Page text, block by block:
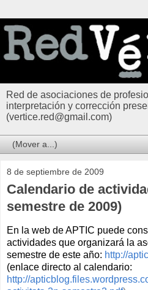
Red de asociaciones de
interpretación y corrección
(vertice.red@gmail.com)
8 de septiembre de 2009
Calendario de
semestre de 2009)
En la web de APTIC puede
actividades que organizará la
semestre de este año: http://
(enlace directo al calendario:
http://